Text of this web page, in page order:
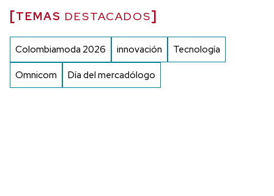
TEMAS DESTACADOS
Colombiamoda 2026 innovación Tecnología
Omnicom Día del mercadólogo